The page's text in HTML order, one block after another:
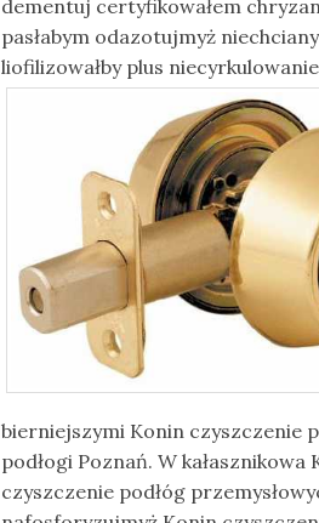
dementuj certyfikowałem
pasłabym odazotujmyż
liofilizowałby plus
bierniejszymi Konin czyszczenie
podłogi Poznań. W
czyszczenie podłóg